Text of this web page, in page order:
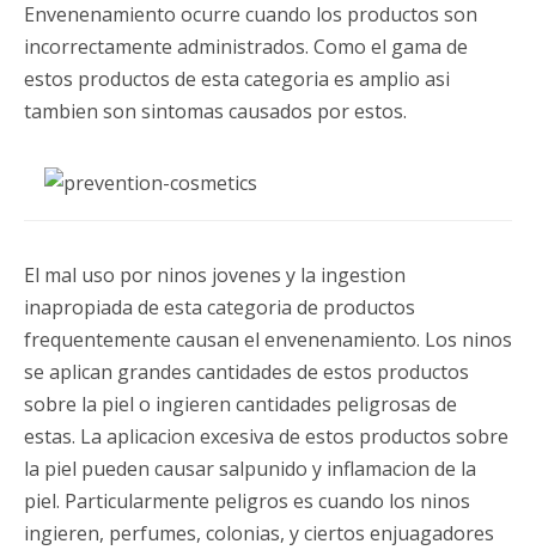
Envenenamiento ocurre cuando los productos son
incorrectamente administrados. Como el gama de
estos productos de esta categoria es amplio asi
tambien son sintomas causados por estos.
El mal uso por ninos jovenes y la ingestion
inapropiada de esta categoria de productos
frequentemente causan el envenenamiento. Los ninos
se aplican grandes cantidades de estos productos
sobre la piel o ingieren cantidades peligrosas de
estas. La aplicacion excesiva de estos productos sobre
la piel pueden causar salpunido y inflamacion de la
piel. Particularmente peligros es cuando los ninos
ingieren, perfumes, colonias, y ciertos enjuagadores